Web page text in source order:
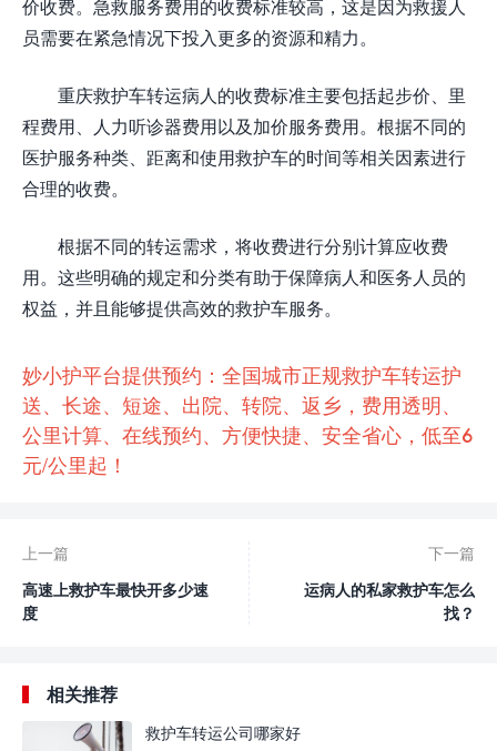
价收费。急救服务费用的收费标准较高，这是因为救援人
员需要在紧急情况下投入更多的资源和精力。
重庆救护车转运病人的收费标准主要包括起步价、里
程费用、人力听诊器费用以及加价服务费用。根据不同的
医护服务种类、距离和使用救护车的时间等相关因素进行
合理的收费。
根据不同的转运需求，将收费进行分别计算应收费
用。这些明确的规定和分类有助于保障病人和医务人员的
权益，并且能够提供高效的救护车服务。
妙小护平台提供预约：全国城市正规救护车转运护
送、长途、短途、出院、转院、返乡，费用透明、
公里计算、在线预约、方便快捷、安全省心，低至6
元/公里起！
上一篇
高速上救护车最快开多少速
度
下一篇
运病人的私家救护车怎么
找？
相关推荐
救护车转运公司哪家好